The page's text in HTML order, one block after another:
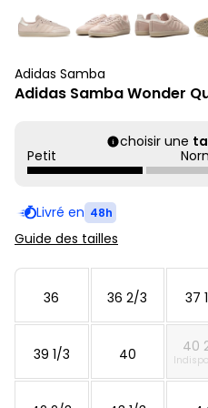
Adidas Samba
Adidas Samba Wonder
choisir une
Petit
Livré en 48h
Guide des tailles
36 36 2/3 37
39 1/3 40 40